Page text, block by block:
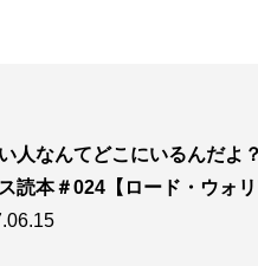
い人なんてどこにいるんだ
読本＃024【ロード・ウォリ